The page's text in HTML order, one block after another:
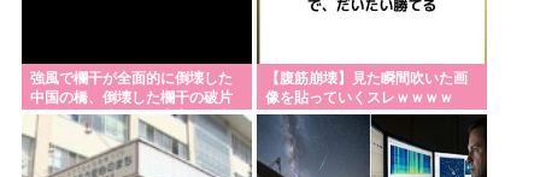
強風で欄干が全面的に倒壊した
中国の橋、倒壊した欄干の破片
を調べると凄まじい事実が発覚
して……
【腹筋崩壊】見た瞬間吹いた画
像を貼っていくスレｗｗｗｗ